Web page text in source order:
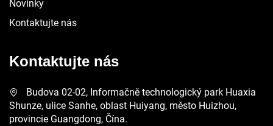
Novinky
Kontaktujte nás
Kontaktujte nás
Budova 02-02, Informačně technologický park Huaxia
Shunze, ulice Sanhe, oblast Huiyang, město Huizhou,
provincie Guangdong, Čína.